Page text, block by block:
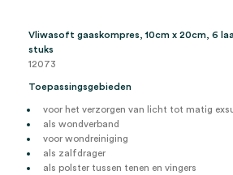
Vliwasoft gaaskompres, 10cm x 20cm, 6
stuks
12073
Toepassingsgebieden
voor het verzorgen van licht tot matig
als wondverband
voor wondreiniging
als zalfdrager
als polster tussen tenen en vingers